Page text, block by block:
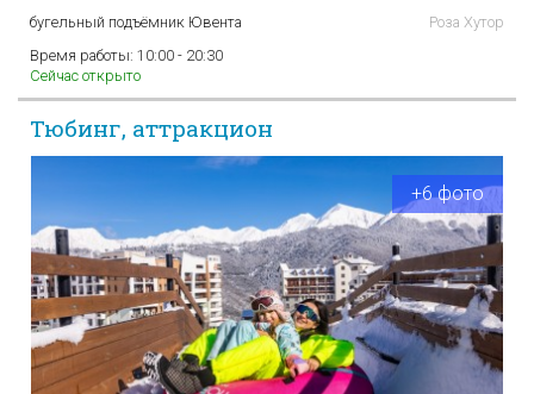
бугельный подъёмник Ювента
Роза Хутор
Время работы: 10:00 - 20:30
Сейчас открыто
Тюбинг, аттракцион
+6 фото